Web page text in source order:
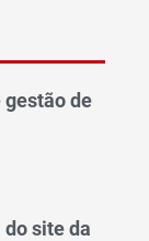
de
do site da